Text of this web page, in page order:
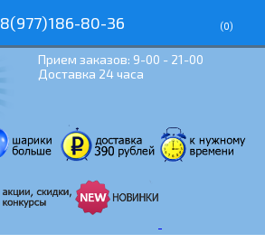
8(977)186-80-36 (0)
Прием заказов: 9-00 - 21-00
Доставка 24 часа